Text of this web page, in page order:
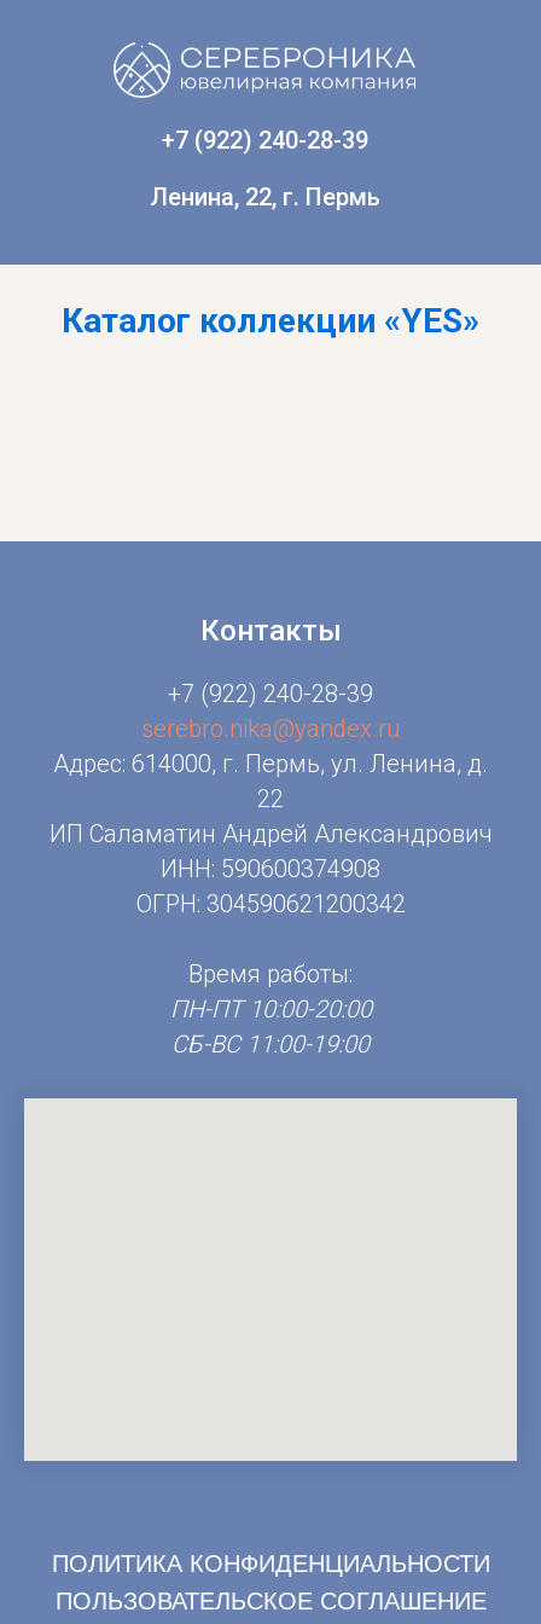
+7 (922) 240-28-39
Ленина, 22, г. Пермь
Каталог коллекции «YES»
Контакты
+7 (922) 240-28-39
serebro.nika@yandex.ru
Адрес: 614000, г. Пермь, ул. Ленина, д.
22
ИП Саламатин Андрей Александрович
ИНН: 590600374908
ОГРН: 304590621200342
Время работы:
ПН-ПТ 10:00-20:00
СБ-ВС 11:00-19:00
ПОЛИТИКА КОНФИДЕНЦИАЛЬНОСТИ
ПОЛЬЗОВАТЕЛЬСКОЕ СОГЛАШЕНИЕ